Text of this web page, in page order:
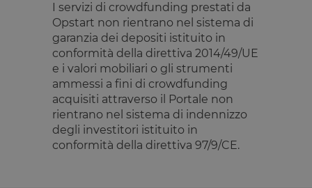
I servizi di crowdfunding prestati da
Opstart non rientrano nel sistema di
garanzia dei depositi istituito in
conformità della direttiva 2014/49/UE
e i valori mobiliari o gli strumenti
ammessi a fini di crowdfunding
acquisiti attraverso il Portale non
rientrano nel sistema di indennizzo
degli investitori istituito in
conformità della direttiva 97/9/CE.